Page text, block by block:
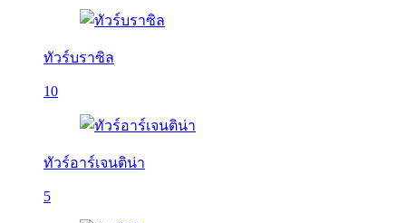
ทัวร์บราซิล
10
ทัวร์อาร์เจนติน่า
5